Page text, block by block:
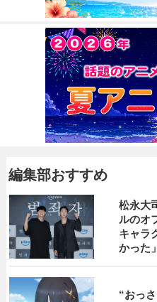
編集部おすすめ
松永大
ルのオ
キャラ
かった
“おっ